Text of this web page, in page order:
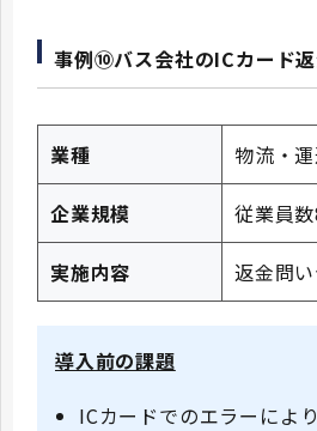
事例⑩バス会社のICカード
業種 物流・
企業規模 従業員
実施内容 返金問
導入前の課題
ICカードでのエラーによ